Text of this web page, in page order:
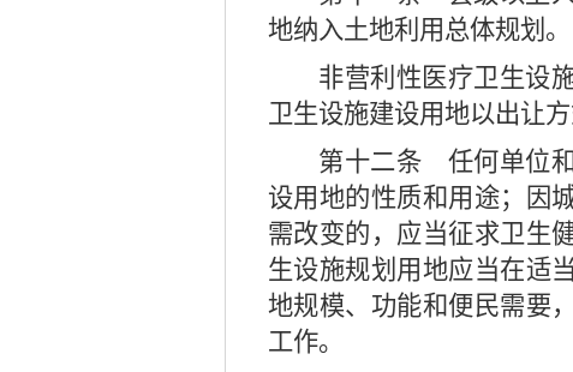
地纳入土地利用总体规划。
非营利性医疗卫生设
卫生设施建设用地以出让方
第十二条 任何单位
设用地的性质和用途；因
需改变的，应当征求卫生
生设施规划用地应当在适
地规模、功能和便民需要
工作。